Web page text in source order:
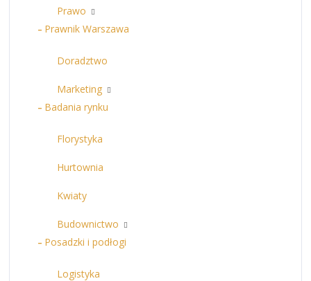
Prawo
Prawnik Warszawa
Doradztwo
Marketing
Badania rynku
Florystyka
Hurtownia
Kwiaty
Budownictwo
Posadzki i podłogi
Logistyka